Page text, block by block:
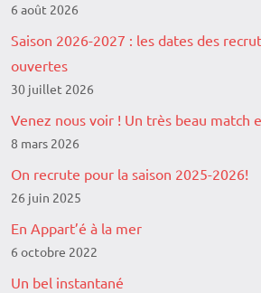
6 août 2026
Saison 2026-2027 : les dates des
ouvertes
30 juillet 2026
Venez nous voir ! Un très beau match
8 mars 2026
On recrute pour la saison 2025-2026!
26 juin 2025
En Appart’é à la mer
6 octobre 2022
Un bel instantané